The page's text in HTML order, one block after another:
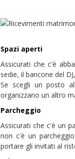
Spazi aperti
Assicurati che c'è
sedie, il bancone del
Se scegli un posto
organizzano un altro
Parcheggio
Assicurati che c'è un
non c'è un
portare gli invitati al